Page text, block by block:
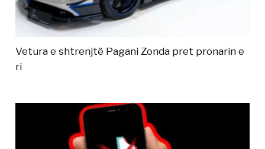
Vetura e shtrenjtë Pagani Zonda pret pronarin e
ri